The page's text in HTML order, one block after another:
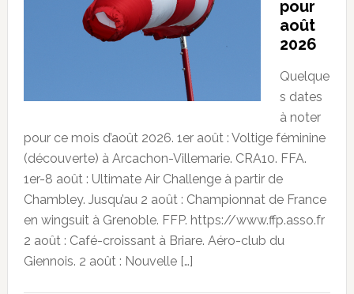
pour
août
2026
Quelque
s dates
à noter
pour ce mois d’août 2026. 1er août : Voltige féminine
(découverte) à Arcachon-Villemarie. CRA10. FFA.
1er-8 août : Ultimate Air Challenge à partir de
Chambley. Jusqu’au 2 août : Championnat de France
en wingsuit à Grenoble. FFP. https://www.ffp.asso.fr
2 août : Café-croissant à Briare. Aéro-club du
Giennois. 2 août : Nouvelle […]